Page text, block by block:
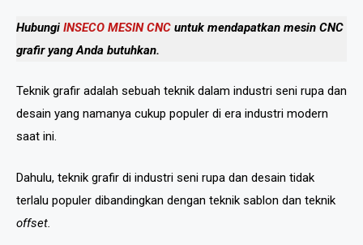
Hubungi INSECO MESIN CNC untuk mendapatkan mesin CNC
grafir yang Anda butuhkan.
Teknik grafir adalah sebuah teknik dalam industri seni rupa dan
desain yang namanya cukup populer di era industri modern
saat ini.
Dahulu, teknik grafir di industri seni rupa dan desain tidak
terlalu populer dibandingkan dengan teknik sablon dan teknik
offset.